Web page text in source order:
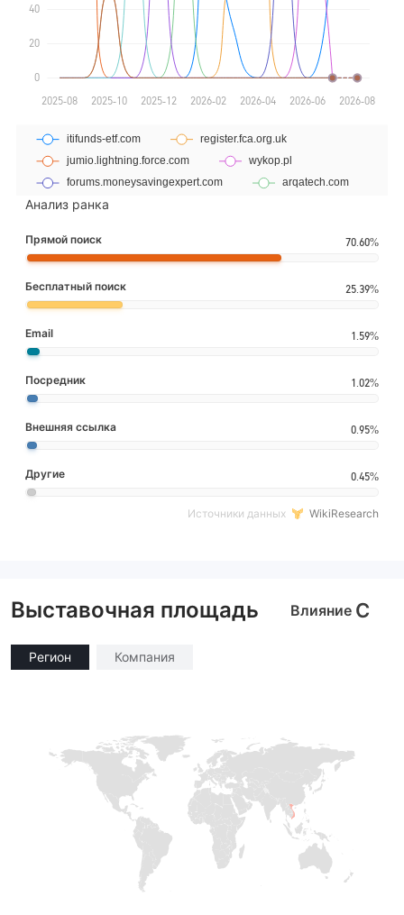
Анализ ранка
Прямой поиск 70.60%
Бесплатный поиск 25.39%
Email 1.59%
Посредник 1.02%
Внешняя ссылка 0.95%
Другие 0.45%
Источники данных WikiResearch
Выставочная площадь Влияние C
Регион Компания